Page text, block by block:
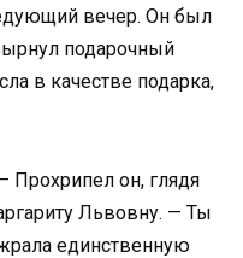
вечер. Он был
подарочный
в качестве подарка,
Прохрипел он, глядя
Львовну. — Ты
единственную